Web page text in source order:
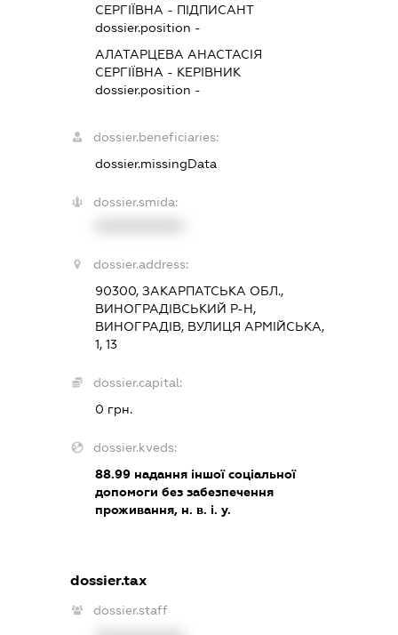
СЕРГІЇВНА - ПІДПИСАНТ
dossier.position -
АЛАТАРЦЕВА АНАСТАСІЯ
СЕРГІЇВНА - КЕРІВНИК
dossier.position -
dossier.beneficiaries:
dossier.missingData
dossier.smida:
dossier.address:
90300, ЗАКАРПАТСЬКА ОБЛ.,
ВИНОГРАДІВСЬКИЙ Р-Н,
ВИНОГРАДІВ, ВУЛИЦЯ АРМІЙСЬКА,
1, 13
dossier.capital:
0 грн.
dossier.kveds:
88.99надання іншої соціальної
допомоги без забезпечення
проживання, н. в. і. у.
dossier.tax
dossier.staff